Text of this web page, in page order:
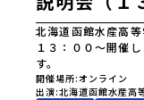
北海道函館水産高
１３：００～開催
す。
開催場所 オンライン
出演 北海道函館水産高